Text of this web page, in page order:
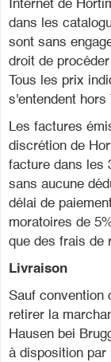
Internet de
dans les
sont sans
droit de
Tous les prix
s'entendent hors
Les factures
discrétion de
facture dans les
sans aucune
délai de
moratoires de
que des frais de
Livraison
Sauf convention
retirer la
Hausen bei
à disposition par